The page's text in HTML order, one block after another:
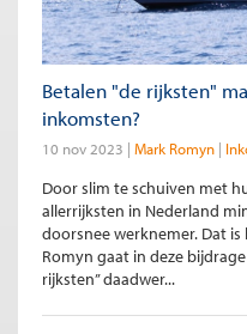
Betalen "de rijksten"
inkomsten?
10 nov 2023 Mark Romyn
Door slim te schuiven met
allerrijksten in Nederland
doorsnee werknemer. Dat
Romyn gaat in deze
rijksten’’ daadwer...